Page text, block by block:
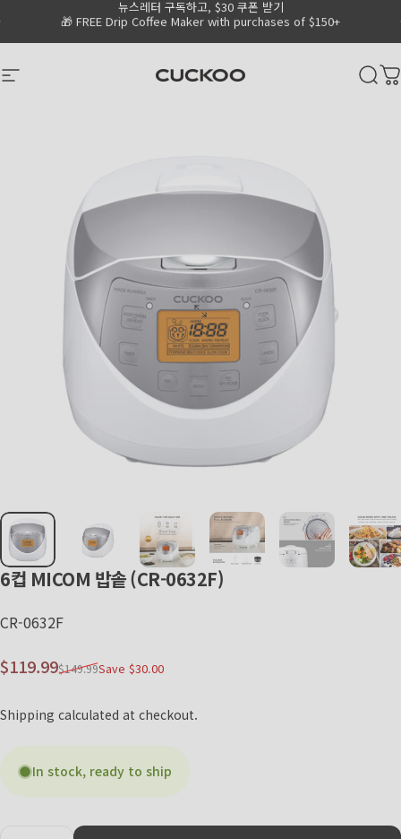
Go to Accessibility Statement Page
💧Shop 15% OFF Water Purifiers
뉴스레터 구독하고, $30 쿠폰 받기
Pause slideshow
Site navigation CUCKOO America
6컵 MICOM 밥솥(CR-0632F)
CR-0632F
Sale price
$119.99
Regular price
$149.99Save $30.00
Shipping calculated at checkout.
In stock, ready to ship